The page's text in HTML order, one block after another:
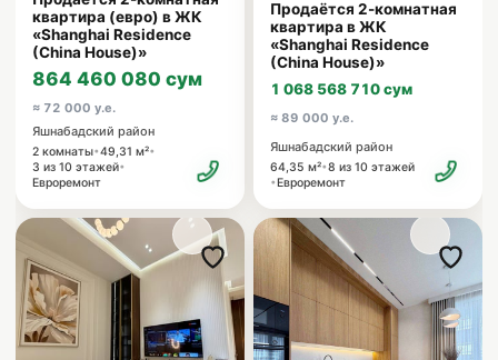
квартира (евро) в ЖК
«Shanghai Residence
(China House)»
864 460 080 сум
≈ 72 000 у.е.
Яшнабадский район
2 комнаты•49,31 м²•
3 из 10 этажей•
Евроремонт
Продаётся 2-комнатная
квартира в ЖК
«Shanghai Residence
(China House)»
1 068 568 710 сум
≈ 89 000 у.е.
Яшнабадский район
64,35 м²•8 из 10 этажей
• Евроремонт